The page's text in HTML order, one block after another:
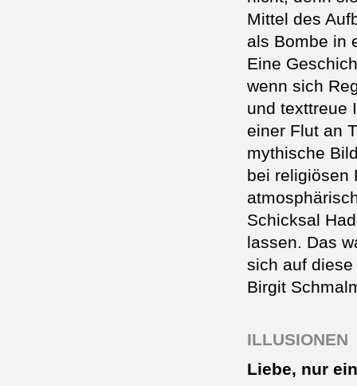
Mittel des
als Bombe in
Eine
wenn sich
und texttreue
einer Flut an
mythische
bei religiösen
Schicksal
lassen. Das
sich auf
Birgit
ILLUSIONEN
Liebe, nur